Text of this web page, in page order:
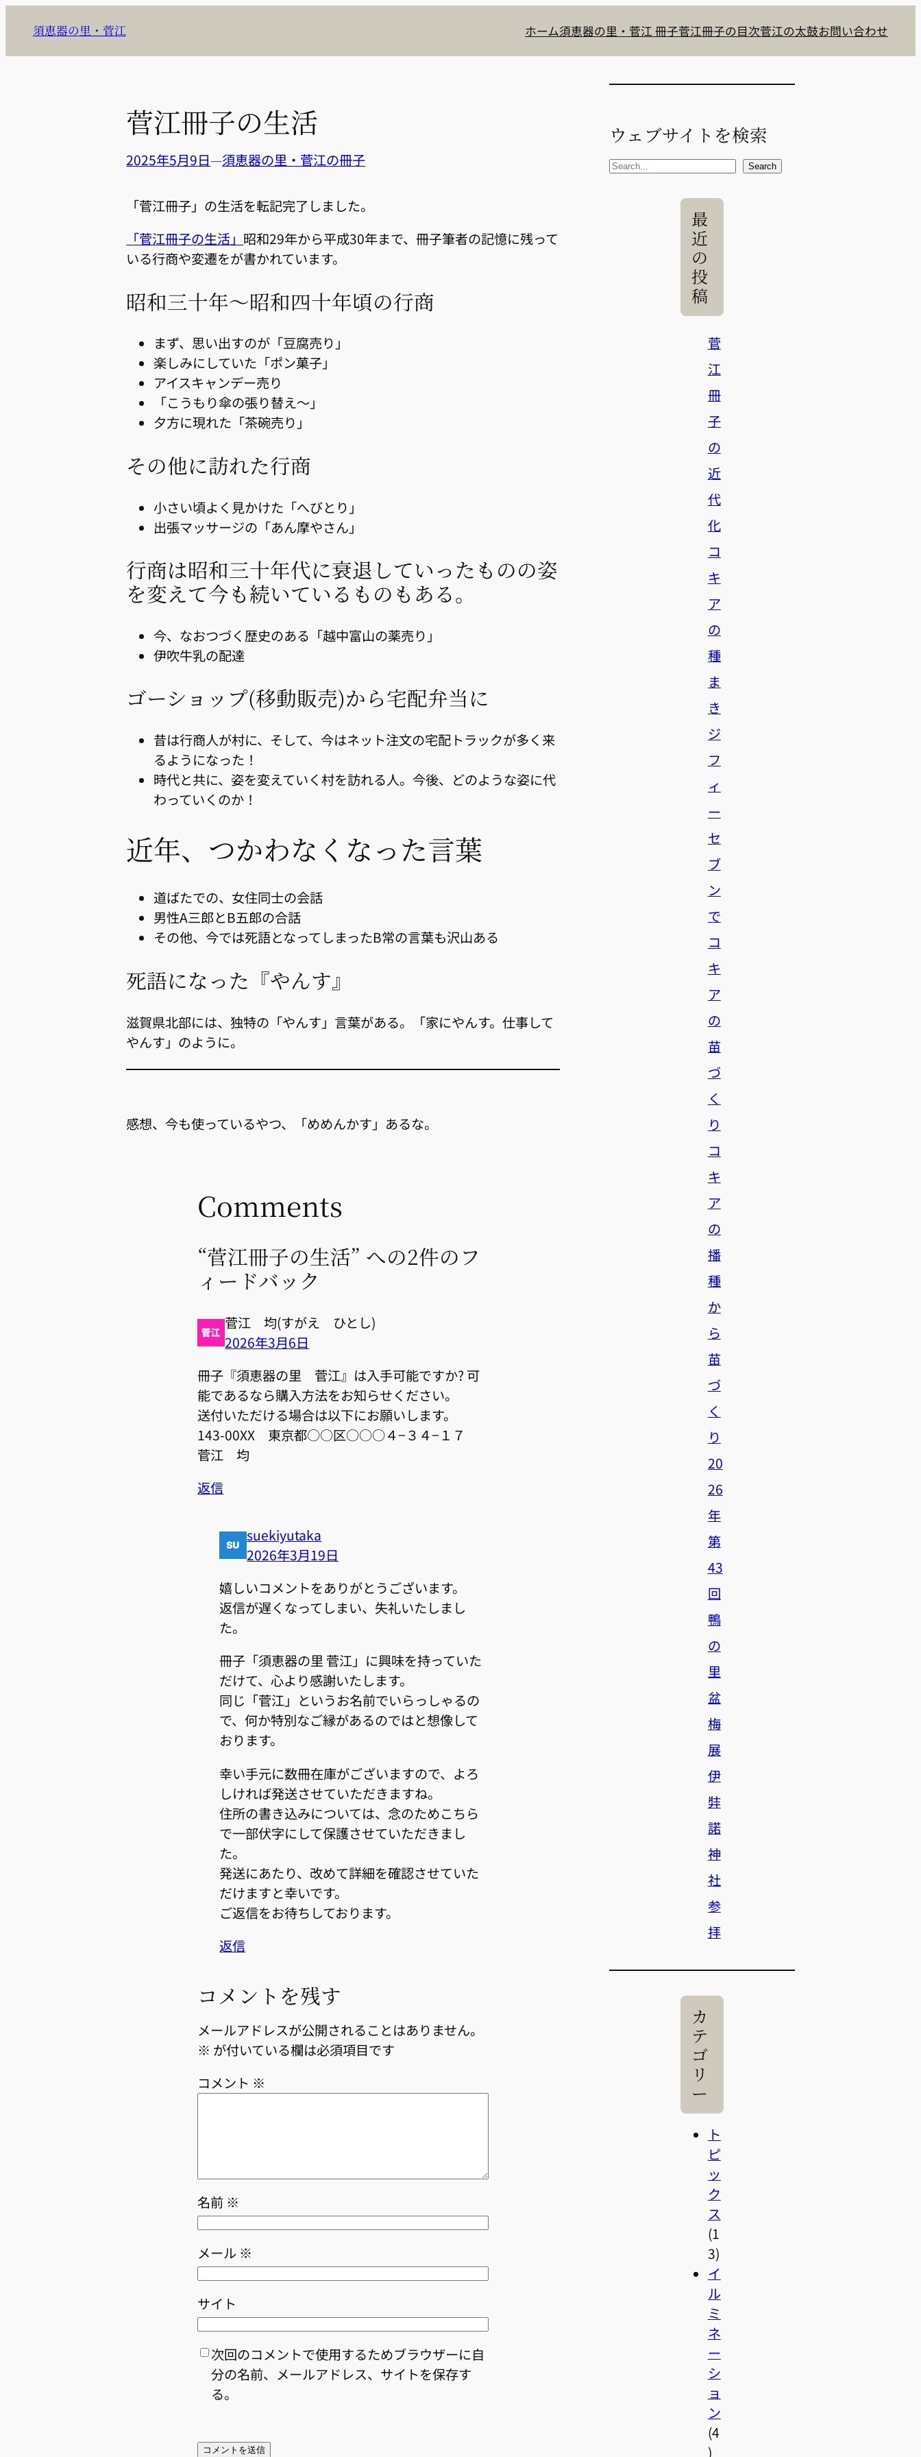
を
須恵器の里・菅江 ホーム須恵器の里・菅江 冊子菅江冊子の目次菅江の太鼓お問い合わせ
菅江冊子の生活
2025年5月9日—須恵器の里・菅江の冊子
「菅江冊子」の生活を転記完了しました。
「菅江冊子の生活」 昭和29年から平成30年まで、冊子筆者の記憶に残って
いる行商や変遷をが書かれています。
昭和三十年〜昭和四十年頃の行商
まず、思い出すのが「豆腐売り」
楽しみにしていた「ポン菓子」
アイスキャンデー売り
「こうもり傘の張り替え〜」
夕方に現れた「茶碗売り」
その他に訪れた行商
小さい頃よく見かけた「へびとり」
出張マッサージの「あん摩やさん」
行商は昭和三十年代に衰退していったものの姿
を変えて今も続いているものもある。
今、なおつづく歴史のある「越中富山の薬売り」
伊吹牛乳の配達
ゴーショップ(移動販売)から宅配弁当に
昔は行商人が村に、そして、今はネット注文の宅配トラックが多く来
るようになった！
時代と共に、姿を変えていく村を訪れる人。今後、どのような姿に代
わっていくのか！
近年、つかわなくなった言葉
道ばたでの、女住同士の会話
男性A三郎とB五郎の合話
その他、今では死語となってしまったB常の言葉も沢山ある
死語になった『やんす』
滋賀県北部には、独特の「やんす」言葉がある。「家にやんす。仕事して
やんす」のように。
感想、今も使っているやつ、「めめんかす」あるな。
Comments
“菅江冊子の生活” への2件のフ
ィードバック
菅江 均(すがえ ひとし)
2026年3月6日
冊子『須恵器の里 菅江』は入手可能ですか? 可
能であるなら購入方法をお知らせください。
送付いただける場合は以下にお願いします。
143-00XX 東京都○○区○○○４−３４−１７
菅江 均
返信
suekiyutaka
2026年3月19日
嬉しいコメントをありがとうございます。
返信が遅くなってしまい、失礼いたしまし
た。
冊子「須恵器の里 菅江」に興味を持っていた
だけて、心より感謝いたします。
同じ「菅江」というお名前でいらっしゃるの
で、何か特別なご縁があるのではと想像して
おります。
幸い手元に数冊在庫がございますので、よろ
しければ発送させていただきますね。
住所の書き込みについては、念のためこちら
で一部伏字にして保護させていただきまし
た。
発送にあたり、改めて詳細を確認させていた
だけますと幸いです。
ご返信をお待ちしております。
返信
コメントを残す
メールアドレスが公開されることはありません。
※ が付いている欄は必須項目です
コメント ※
名前 ※
メール ※
サイト
次回のコメントで使用するためブラウザーに自
分の名前、メールアドレス、サイトを保存す
る。
ウェブサイトを検索
S
Search
最
近
の
投
稿
菅
江
冊
子
の
近
代
化
コ
キ
ア
の
種
ま
き
ジ
フ
ィ
ー
セ
ブ
ン
で
コ
キ
ア
の
苗
づ
く
り
コ
キ
ア
の
播
種
か
ら
苗
づ
く
り
20
26
年
第
43
回
鴨
の
里
盆
梅
展
伊
弉
諾
神
社
参
拝
カ
テ
ゴ
リ
ー
ト
ピ
ッ
ク
ス
(1
3)
イ
ル
ミ
ネ
ー
シ
ョ
ン
(4
)